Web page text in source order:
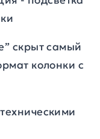
скрыт самый
колонки с